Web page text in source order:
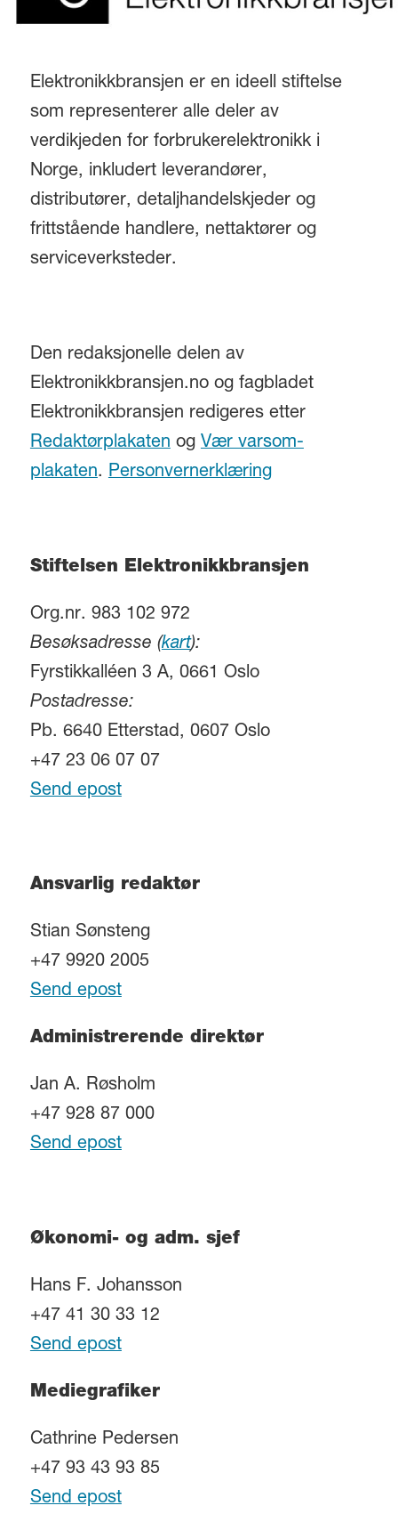
Elektronikkbransjen er en ideell stiftelse
som representerer alle deler av
verdikjeden for forbrukerelektronikk i
Norge, inkludert leverandører,
distributører, detaljhandelskjeder og
frittstående handlere, nettaktører og
serviceverksteder.
Den redaksjonelle delen av
Elektronikkbransjen.no og fagbladet
Elektronikkbransjen redigeres etter
Redaktørplakaten og Vær varsom-
plakaten. Personvernerklæring
Stiftelsen Elektronikkbransjen
Org.nr. 983 102 972
Besøksadresse (kart):
Fyrstikkalléen 3 A, 0661 Oslo
Postadresse:
Pb. 6640 Etterstad, 0607 Oslo
+47 23 06 07 07
Send epost
Ansvarlig redaktør
Stian Sønsteng
+47 9920 2005
Send epost
Administrerende direktør
Jan A. Røsholm
+47 928 87 000
Send epost
Økonomi- og adm. sjef
Hans F. Johansson
+47 41 30 33 12
Send epost
Mediegrafiker
Cathrine Pedersen
+47 93 43 93 85
Send epost